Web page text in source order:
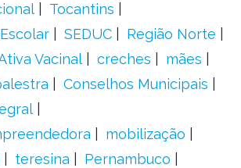
Tocantins
SEDUC
Região Norte
Vacinal creches
mães
Conselhos Municipais
mobilização
teresina
Pernambuco